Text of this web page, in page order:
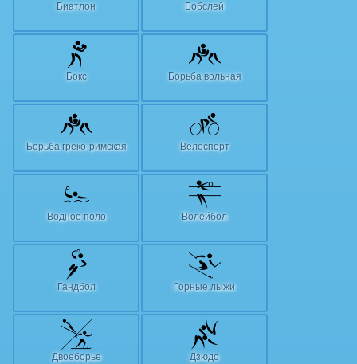
Биатлон Бобслей
Бокс Борьба вольная
Борьба греко-римская Велоспорт
Водное поло Волейбол
Гандбол Горные лыжи
Двоеборье Дзюдо